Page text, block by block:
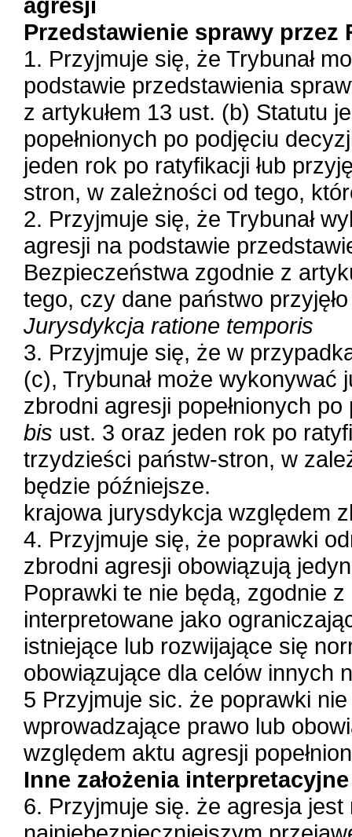
Przedstawienie sprawy przez
1. Przyjmuje się, że Trybunał
podstawie przedstawienia
z artykułem 13 ust. (b) Statutu
popełnionych po podjęciu
jeden rok po ratyfikacji łub
stron, w zależności od tego,
2. Przyjmuje się, że Trybunał
agresji na podstawie
Bezpieczeństwa zgodnie z
tego, czy dane państwo
Jurysdykcja ratione temporis
3. Przyjmuje się, że w
(c), Trybunał może
zbrodni agresji popełnionych
bis ust. 3 oraz jeden rok po
trzydzieści państw-stron, w
będzie późniejsze.
krajowa jurysdykcja względem
4. Przyjmuje się, że poprawki
zbrodni agresji obowiązują
Poprawki te nie będą, zgodnie
interpretowane jako
istniejące lub rozwijające się
obowiązujące dla celów innych
5 Przyjmuje sic. że poprawki
wprowadzające prawo lub
względem aktu agresji
Inne założenia interpretacyjne
6. Przyjmuje się. że agresja